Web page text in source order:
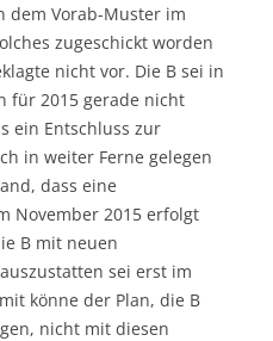
dem Vorab-Muster im
zugeschickt worden
nicht vor. Die B sei in
für 2015 gerade nicht
ein Entschluss zur
in weiter Ferne gelegen
dass eine
November 2015 erfolgt
B mit neuen
sei erst im
könne der Plan, die B
nicht mit diesen